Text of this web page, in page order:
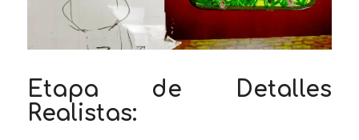
Etapa de Detalles
Realistas: